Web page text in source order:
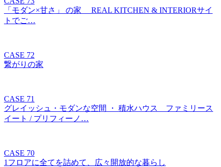
「モダン×甘さ」 の家 REAL KITCHEN & INTERIORサイ
トでご…
CASE 72
繋がりの家
CASE 71
グレイッシュ・モダンな空間 ・ 積水ハウス ファミリース
イート / プリフィーノ…
CASE 70
1フロアに全てを詰めて、広々開放的な暮らし